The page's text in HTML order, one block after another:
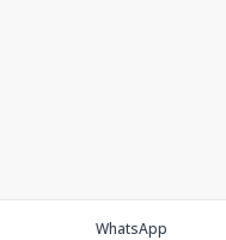
WhatsApp